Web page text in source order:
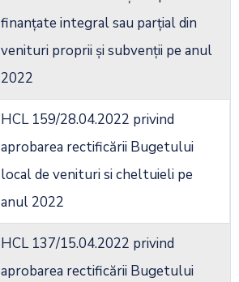
finanţate integral sau parţial din
venituri proprii şi subvenţii pe anul
2022
HCL 159/28.04.2022 privind
aprobarea rectificării Bugetului
local de venituri si cheltuieli pe
anul 2022
HCL 137/15.04.2022 privind
aprobarea rectificării Bugetului